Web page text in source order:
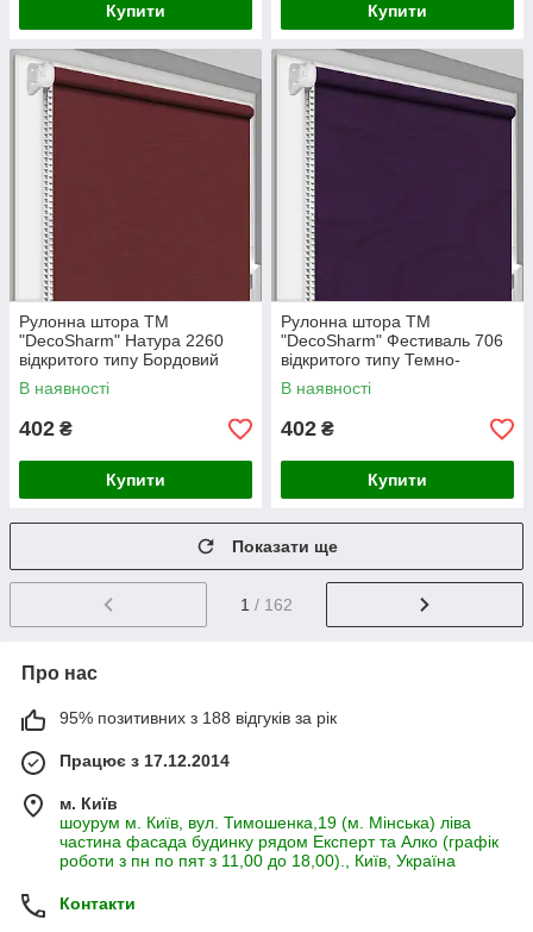
Купити Купити
Рулонна штора ТМ
"DecoSharm" Натура 2260
відкритого типу Бордовий
В наявності
402 ₴
Купити
Рулонна штора ТМ
"DecoSharm" Фестиваль 706
відкритого типу Темно-
фіолетовий
В наявності
402 ₴
Купити
Показати ще
1 / 162
Про нас
95% позитивних з 188 відгуків за рік
Працює з 17.12.2014
м. Київ
шоурум м. Київ, вул. Тимошенка,19 (м. Мінська) ліва
частина фасада будинку рядом Експерт та Алко (графік
роботи з пн по пят з 11,00 до 18,00)., Київ, Україна
Контакти